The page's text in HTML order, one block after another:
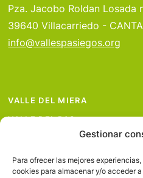
Gestionar
Para ofrecer las mejores
cookies para almacenar y/o acceder
Pza. Jacobo Roldan Losada
39640 Villacarriedo -
info@vallespasiegos.org
VALLE DEL MIERA
VALLE DEL PAS
VALLE DEL PISUEÑA
PROYECTOS
SERVICIOS